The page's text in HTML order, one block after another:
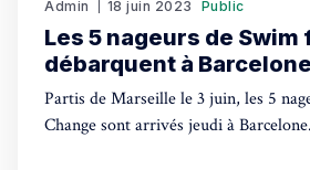
Admin 18 juin 2023 Public
Les 5 nageurs de Swim
débarquent à Barcelone
Partis de Marseille le 3 juin, les 5
Change sont arrivés jeudi à